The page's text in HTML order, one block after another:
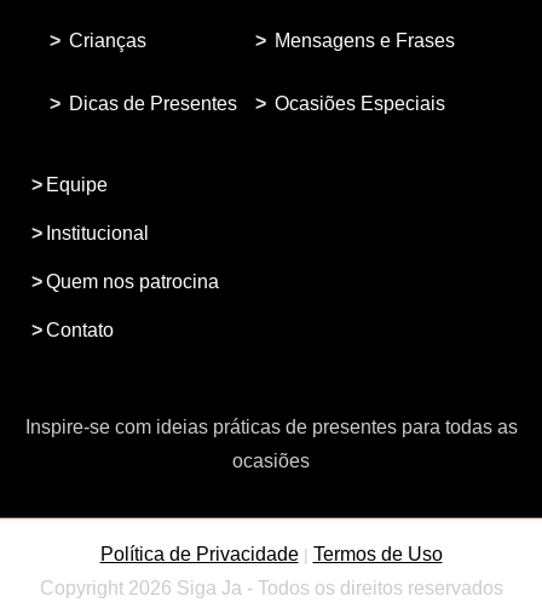
Crianças
Dicas de Presentes
Mensagens e Frases
Ocasiões Especiais
Equipe
Institucional
Quem nos patrocina
Contato
Inspire-se com ideias práticas de presentes para todas as
ocasiões
Política de Privacidade| Termos de Uso
Copyright 2026 Siga Ja - Todos os direitos reservados